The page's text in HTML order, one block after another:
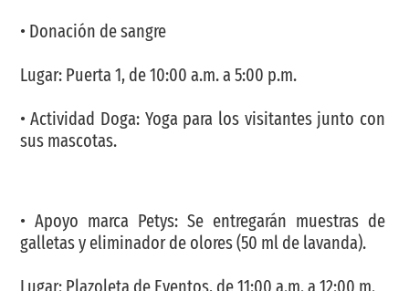
• Donación de sangre
Lugar: Puerta 1, de 10:00 a.m. a 5:00 p.m.
• Actividad Doga: Yoga para los visitantes junto con
sus mascotas.
• Apoyo marca Petys: Se entregarán muestras de
galletas y eliminador de olores (50 ml de lavanda).